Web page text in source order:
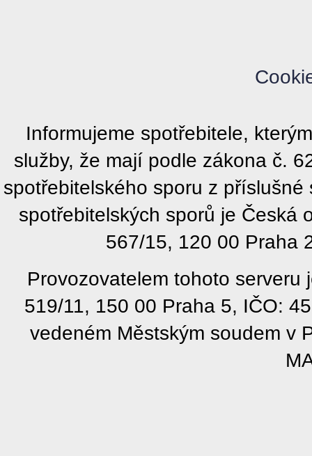
Informujeme spotřebitele,
služby, že mají podle zákona č.
spotřebitelského sporu z
spotřebitelských sporů je Česká
567/15, 120 00 Praha
Provozovatelem tohoto
519/11, 150 00 Praha 5, IČO:
vedeném Městským soudem v